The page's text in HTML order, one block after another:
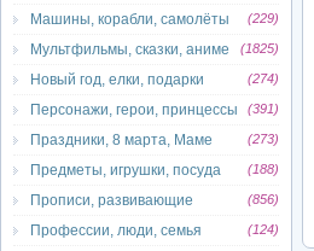
Машины, корабли, самолёты (229)
Мультфильмы, сказки, аниме (1825)
Новый год, елки, подарки (274)
Персонажи, герои, принцессы (391)
Праздники, 8 марта, Маме (273)
Предметы, игрушки, посуда (188)
Прописи, развивающие (856)
Профессии, люди, семья (124)